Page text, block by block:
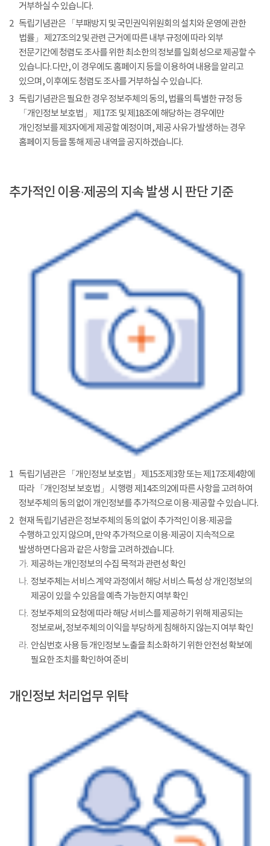
거부하실 수 있습니다.
2 독립기념관은 「부패방지 및 국민권익위원회의 설치와 운영에 관한
법률」 제27조의2 및 관련 근거에 따른 내부 규정에 따라 외부
전문기간에 청렴도 조사를 위한 최소한의 정보를 일회성으로 제공할 수
있습니다. 다만, 이 경우에도 홈페이지 등을 이용하여 내용을 알리고
있으며, 이후에도 청렴도 조사를 거부하실 수 있습니다.
3 독립기념관은 필요한 경우 정보주체의 동의, 법률의 특별한 규정 등
「개인정보 보호법」 제17조 및 제18조에 해당하는 경우에만
개인정보를 제3자에게 제공할 예정이며, 제공 사유가 발생하는 경우
홈페이지 등을 통해 제공 내역을 공지하겠습니다.
추가적인 이용·제공의 지속 발생 시 판단 기준
1 독립기념관은 「개인정보 보호법」 제15조제3항 또는 제17조제4항에
따라 「개인정보 보호법」 시행령 제14조의2에 따른 사항을 고려하여
정보주체의 동의 없이 개인정보를 추가적으로 이용·제공할 수 있습니다.
2 현재 독립기념관은 정보주체의 동의 없이 추가적인 이용·제공을
수행하고 있지 않으며, 만약 추가적으로 이용·제공이 지속적으로
발생하면 다음과 같은 사항을 고려하겠습니다.
가. 제공하는 개인정보의 수집 목적과 관련성 확인
나. 정보주체는 서비스 계약 과정에서 해당 서비스 특성 상 개인정보의
제공이 있을 수 있음을 예측 가능한지 여부 확인
다. 정보주체의 요청에 따라 해당 서비스를 제공하기 위해 제공되는
정보로써, 정보주체의 이익을 부당하게 침해하지 않는지 여부 확인
라. 안심번호 사용 등 개인정보 노출을 최소화하기 위한 안전성 확보에
필요한 조치를 확인하여 준비
개인정보 처리업무 위탁